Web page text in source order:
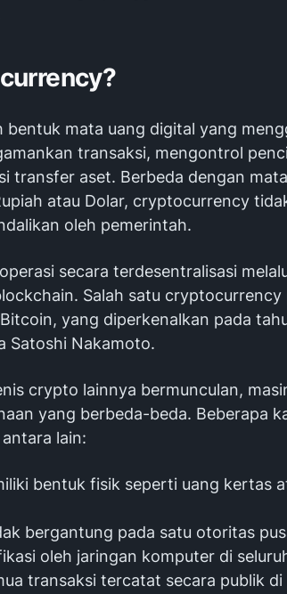
bentuk mata uang digital yang
transaksi, mengontrol
transfer aset. Berbeda dengan
atau Dolar, cryptocurrency
oleh pemerintah.
secara terdesentralisasi
Salah satu
yang diperkenalkan pada
Satoshi Nakamoto.
crypto lainnya bermunculan,
yang berbeda-beda. Beberapa
lain:
bentuk fisik seperti uang kertas
bergantung pada satu otoritas
oleh jaringan komputer di
transaksi tercatat secara publik